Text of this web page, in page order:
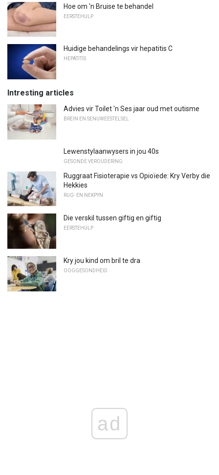
Hoe om 'n Bruise te behandel
EERSTEHULP
Huidige behandelings vir hepatitis C
HEPATITIS
Intresting articles
Advies vir Toilet 'n Ses jaar oud met outisme
BREIN EN SENUWEESTELSEL
Lewenstylaanwysers in jou 40s
GESONDE VEROUDERING
Ruggraat Fisioterapie vs Opioïede: Kry Verby die
Hekkies
RUG- EN NEKPYN
Die verskil tussen giftig en giftig
EERSTEHULP
Kry jou kind om bril te dra
OOGGESONDHEID
ad